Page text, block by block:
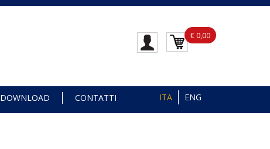
€ 0,00
DOWNLOAD CONTATTI ITA ENG